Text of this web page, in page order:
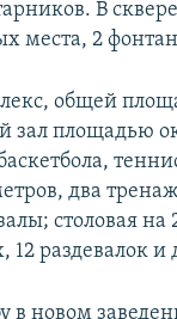
В
места, 2
общей
зал площадью
два
столовая на
раздевалок
в новом